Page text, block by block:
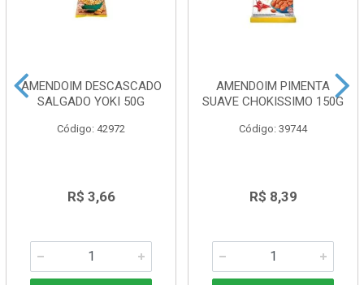
AMENDOIM DESCASCADO
SALGADO YOKI 50G
Código: 42972
R$ 3,66
AMENDOIM PIMENTA
SUAVE CHOKISSIMO 150G
Código: 39744
R$ 8,39